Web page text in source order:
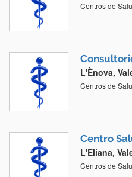
Centros de
L'Ènova,
Centros de
Centro
L'Eliana,
Centros de